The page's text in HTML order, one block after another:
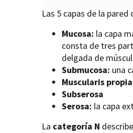
Las 5 capas de la
Mucosa: la capa
consta de tres
delgada de
Submucosa: una
Muscularis
Subserosa
Serosa: la capa
La categoría N